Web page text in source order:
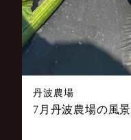
丹波農場
7月丹波農場の風景